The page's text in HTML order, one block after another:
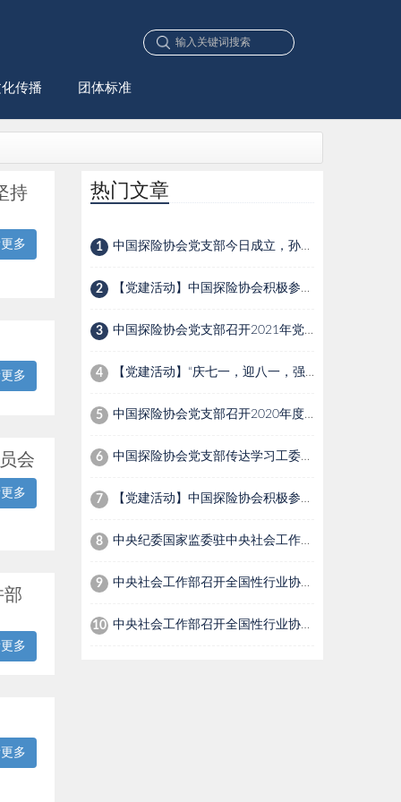
传播 团体标准
持
多
多
会
多
部
多
多
热门文章
1 中国探险协会党支部今日成立，孙健同志当选第一届党支部书记
2 【党建活动】中国探险协会积极参与“不忘初心、牢记使命”主题教育学习活动
3 中国探险协会党支部召开2021年党史学习教育总结会
4 【党建活动】“庆七一，迎八一，强党建”学习活动
5 中国探险协会党支部召开2020年度党员组织生活会
6 中国探险协会党支部传达学习工委行业协会商会党史学习教育动员部署会议精神
7 【党建活动】中国探险协会积极参与“迎七一、强党建、促发展”学习活动
8 中央纪委国家监委驻中央社会工作部纪检监察组、全国性行业协会商会党委举办全国性行业协会商会党纪学习教育专题辅导报告会
9 中央社会工作部召开全国性行业协会商会全面从严治党暨党的建设工作会议
10 中央社会工作部召开全国性行业协会商会传达学习贯彻党的二十届三中全会精神会议